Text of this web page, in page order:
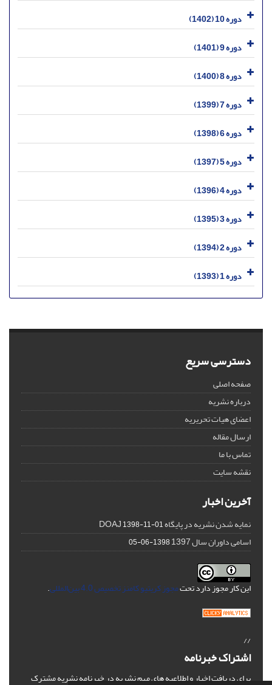
دوره 10 (1402)
دوره 9 (1401)
دوره 8 (1400)
دوره 7 (1399)
دوره 6 (1398)
دوره 5 (1397)
دوره 4 (1396)
دوره 3 (1395)
دوره 2 (1394)
دوره 1 (1393)
دسترسی سریع
صفحه اصلی
درباره نشریه
اعضای هیات تحریریه
ارسال مقاله
تماس با ما
نقشه سایت
آخرین اخبار
نمایه شدن نشریه در پایگاه DOAJ1398-11-01
اسامی داوران سال 1397 1398-06-05
این کار مجوز دارد تحتمجوز کریتیو کامنز تخصیص 4.0 بین‌المللی .
//
اشتراک خبرنامه
برای دریافت اخبار و اطلاعیه های مهم نشریه در خبرنامه نشریه مشترک